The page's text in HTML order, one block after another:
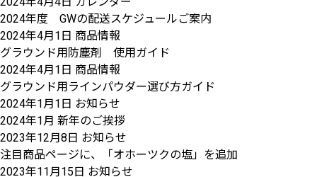
2024年度 GWの配送スケジュールご案内
2024年4月1日 商品情報
グラウンド用防塵剤 使用ガイド
2024年4月1日 商品情報
グラウンド用ラインパウダー選び方ガイド
2024年1月1日 お知らせ
2024年1月 新年のご挨拶
2023年12月8日 お知らせ
注目商品ページに、「オホーツクの塩」を追加
2023年11月15日 お知らせ